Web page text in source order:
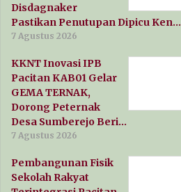
Disdagnaker
Pastikan Penutupan Dipicu Ken…
7 Agustus 2026
KKNT Inovasi IPB
Pacitan KAB01 Gelar
GEMA TERNAK,
Dorong Peternak
Desa Sumberejo Beri…
7 Agustus 2026
Pembangunan Fisik
Sekolah Rakyat